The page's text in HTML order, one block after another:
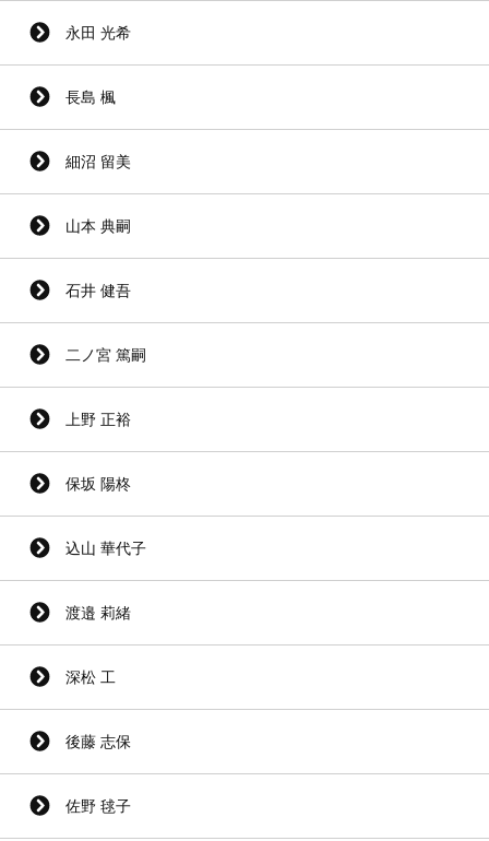
永田 光希
長島 楓
細沼 留美
山本 典嗣
石井 健吾
二ノ宮 篤嗣
上野 正裕
保坂 陽柊
込山 華代子
渡邉 莉緒
深松 工
後藤 志保
佐野 毬子